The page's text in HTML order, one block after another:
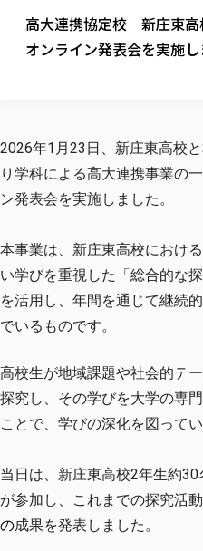
各種方針
校歌の歴史
校章・マーク・カラー
教職員募集
役員・評議員一覧
キャンパス案内
カリキュラム編成ガイドラ
本学のシラバスについて
研究活動における不正行為
大学広報誌「TFU
初年次教育（リエゾンゼミⅠ
お役立ち情報（リンク集）
放射線モニタリング測定結
寄附行為
大学評価
IR情報
学校教育法施行規則第172
教職課程における情報の公表
学部・学科等設置計画履行
情報公開規程
福祉行政学科
教育学部
教育学科
健康科学部
医療経営管理学科
仏教専修科
大学院
総合福祉学研究科 社会福
総合福祉学研究科 社会福
教育学研究科 教育学専攻
通信教育部
通信教育部
通信制大学院 総合福祉学研
通信制大学院 総合福祉学研
カリキュラム（学部・大
その他の就学機会
学びの特徴
ICT教育
初年次教育（リエゾンゼミ
実学臨床教育（総合福祉学
教員紹介・業績
学びのサポート
学びのサポート
進学相談会
就職状況
取得可能な資格・免許
東北福祉大学のキャリアサ
進路・就職支援
東北福祉大学のキャリア教育
採用ご担当者様へ
採用ご担当者様へ
求人の受付について
単独学内説明会のご案内
在学生の方
資格取得報奨制度について
東北福祉大学求人・インタ
卒業生の方
卒業生の方
卒業後のキャリア支援体制
在学生による訪問、情報提
卒業生アンケート
よくあるご質問
在学生インタビュー
大学指定団体紹介
国際交流
海外留学・研修
Prospective Students
学生支援センター国際
スタッフ紹介
ニュース一覧
東北福祉大学の研究活
東北福祉大学の研究活動
東北福祉大学の研究紹介
共同研究等をご検討の皆様
東北福祉大学の紀要・リ
研究紀要
教職研究
芹沢銈介美術工芸館年報
東北福祉大学機関リポジト
東北福祉大学オープンアク
産学・産学官連携
産学・産学官連携
「高齢者のフレイル予防
高齢者施設特化型モジュラ
学生参加 × 産学官連携 ～
社会貢献・地域連携活動
社会貢献への取り組み
社会貢献・地域連携活動報告
伝承講座「311『伝える／
JICA草の根技術協力事業
被災地の子ども支援活動
生涯学習・社会人講座
自治体・団体等との主
研究所について
研究者のご紹介
生涯学習・社会人講座
月例TFU実学臨床研究
特別支援教育研究室
TFU教育フォーラム
関連法人
取材について
施設利用
同窓会
学内ポータルシス
Universal Passport
高大連携協定校 新庄東
オンライン発表会を実施
2026年1月23日、 新庄東高校
り学科による高大連携事業の
ン発表会を実施しました。
本事業は、新庄東高校における
い学びを重視した「総合的な
を活用し、 年間を通じて継続
でいるものです。
高校生が地域課題や社会的テ
探究し、 その学びを大学の専
ことで、 学びの深化を図ってい
当日は、新庄東高校2年生約
が参加し、これまでの探究活動
の成果を発表しました。